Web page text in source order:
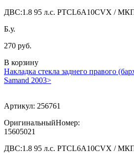
ДВС:1.8 95 л.с. PTCL6A10CVX /
Б.у.
270 руб.
В корзину
Накладка стекла заднего правого
Samand 2003>
Артикул: 256761
ОригинальныйНомер:
15605021
ДВС:1.8 95 л.с. PTCL6A10CVX /